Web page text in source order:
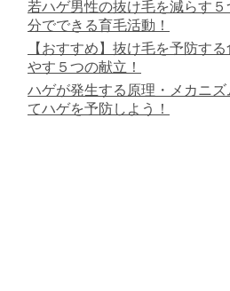
若ハゲ男性の抜け毛を減らす
分でできる育毛活動！
【おすすめ】抜け毛を予防す
やす５つの献立！
ハゲが発生する原理・メカニ
てハゲを予防しよう！